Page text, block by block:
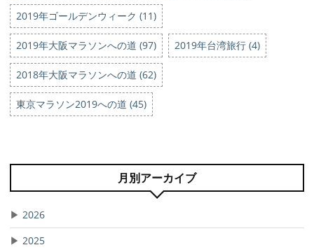
2019年ゴールデンウィーク (11)
2019年大阪マラソンへの道 (97) 2019年台湾旅行 (4)
2018年大阪マラソンへの道 (62)
東京マラソン2019への道 (45)
月別アーカイブ
▶ 2026
▶ 2025